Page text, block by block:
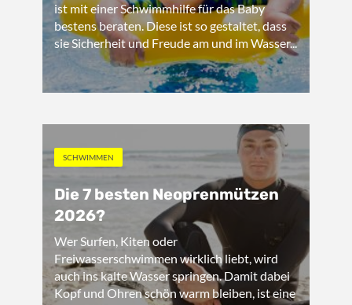
ist mit einer Schwimmhilfe für das Baby
bestens beraten. Diese ist so gestaltet, dass
sie Sicherheit und Freude am und im Wasser...
SCHWIMMEN
Die 7 besten Neoprenmützen
2026?
Wer Surfen, Kiten oder
Freiwasserschwimmen wirklich liebt, wird
auch ins kalte Wasser springen. Damit dabei
Kopf und Ohren schön warm bleiben, ist eine